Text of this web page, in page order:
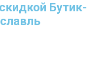
Бутик-